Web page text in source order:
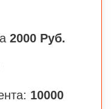
2000 Руб.
10000